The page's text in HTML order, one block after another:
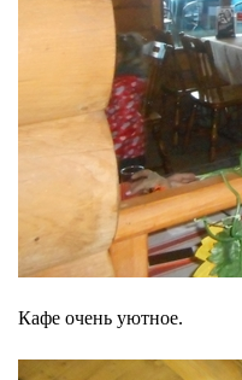
Кафе очень уютное.